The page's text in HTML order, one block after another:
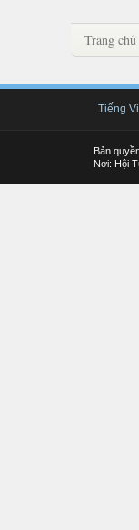
Trang chủ
Tiếng
Bản
Nơi: Hội